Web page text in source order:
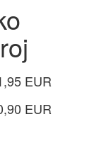
EUR
EUR